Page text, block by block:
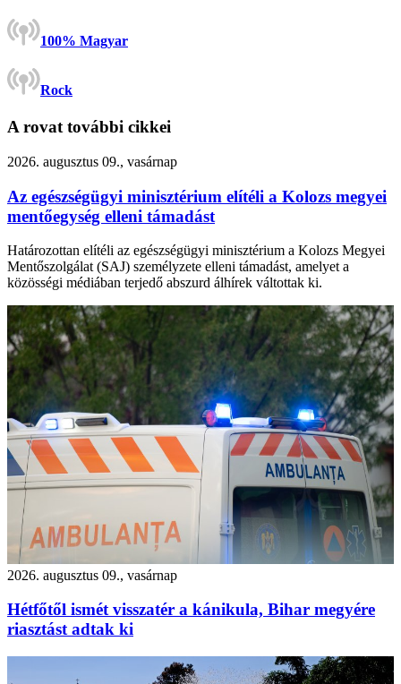
100% Magyar
Rock
A rovat további cikkei
2026. augusztus 09., vasárnap
Az egészségügyi minisztérium elítéli a Kolozs megyei
mentőegység elleni támadást
Határozottan elítéli az egészségügyi minisztérium a Kolozs Megyei
Mentőszolgálat (SAJ) személyzete elleni támadást, amelyet a
közösségi médiában terjedő abszurd álhírek váltottak ki.
2026. augusztus 09., vasárnap
Hétfőtől ismét visszatér a kánikula, Bihar megyére
riasztást adtak ki